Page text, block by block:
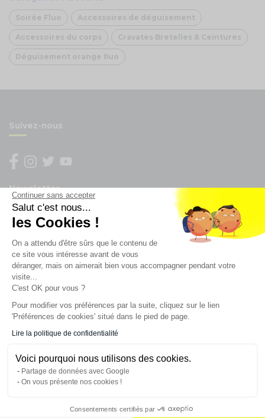
Continuer sans accepter
Salut c'est nous...
les Cookies !
On a attendu d'être sûrs que le contenu de
ce site vous intéresse avant de vous
déranger, mais on aimerait bien vous accompagner pendant votre
visite...
C'est OK pour vous ?
Pour modifier vos préférences par la suite, cliquez sur le lien
'Préférences de cookies' situé dans le pied de page.
Lire la politique de confidentialité
Voici pourquoi nous utilisons des cookies.
Partage de données avec Google
On vous présente nos cookies !
Consentements certifiés par
Soirée Fluo Accessoires de déguisement
Accessoires du corps Cravates Bretelles & Ceintures
Déguisement orange fluo
Suivez-nous
Newsletter
Enregistrez vous à la newsletter
Restez à l'actualité sur nos produits et les offres du
moment
NOS SERVICES
CONTACT